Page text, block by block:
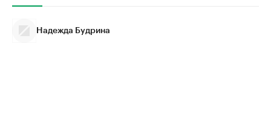
Надежда Будрина